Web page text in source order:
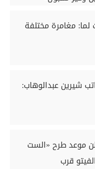
مغامرة مختلفة
شيرين عبدالوهاب:
موعد طرح «الست
قرب